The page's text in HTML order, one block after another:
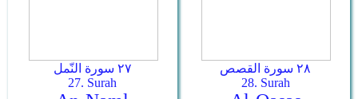
٢٧ سورة النّمل
27. Surah
٢٨ سورة القصص
28. Surah